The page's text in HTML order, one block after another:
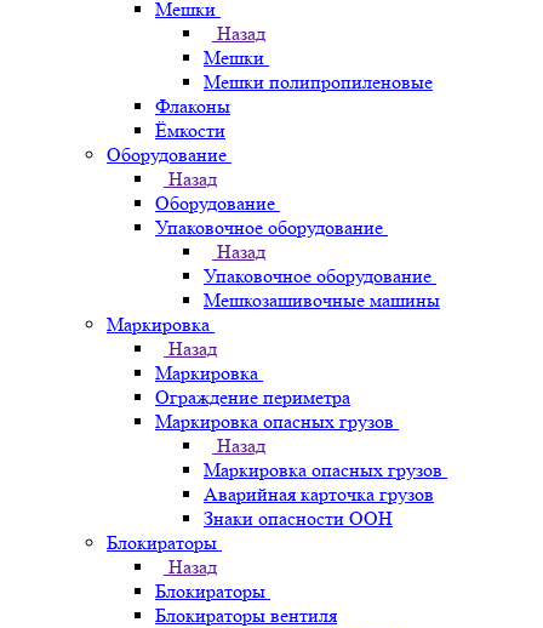
Мешки
Назад
Мешки
Мешки полипропиленовые
Флаконы
Ёмкости
Оборудование
Назад
Оборудование
Упаковочное оборудование
Назад
Упаковочное оборудование
Мешкозашивочные машины
Маркировка
Назад
Маркировка
Ограждение периметра
Маркировка опасных грузов
Назад
Маркировка опасных грузов
Аварийная карточка грузов
Знаки опасности ООН
Блокираторы
Назад
Блокираторы
Блокираторы вентиля